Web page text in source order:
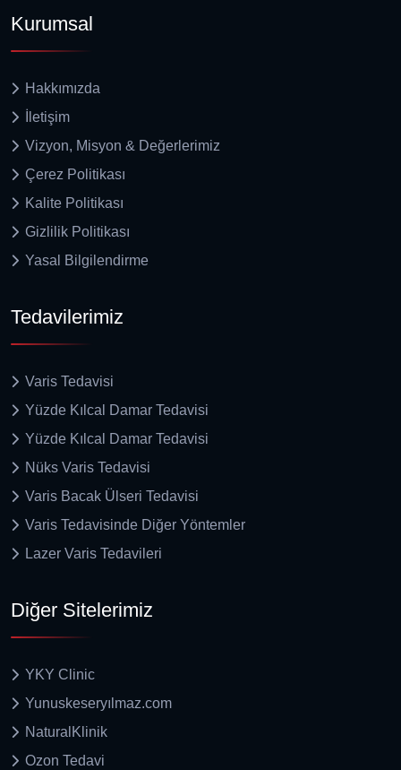
Kurumsal
Hakkımızda
İletişim
Vizyon, Misyon & Değerlerimiz
Çerez Politikası
Kalite Politikası
Gizlilik Politikası
Yasal Bilgilendirme
Tedavilerimiz
Varis Tedavisi
Yüzde Kılcal Damar Tedavisi
Yüzde Kılcal Damar Tedavisi
Nüks Varis Tedavisi
Varis Bacak Ülseri Tedavisi
Varis Tedavisinde Diğer Yöntemler
Lazer Varis Tedavileri
Diğer Sitelerimiz
YKY Clinic
Yunuskeseryılmaz.com
NaturalKlinik
Ozon Tedavi